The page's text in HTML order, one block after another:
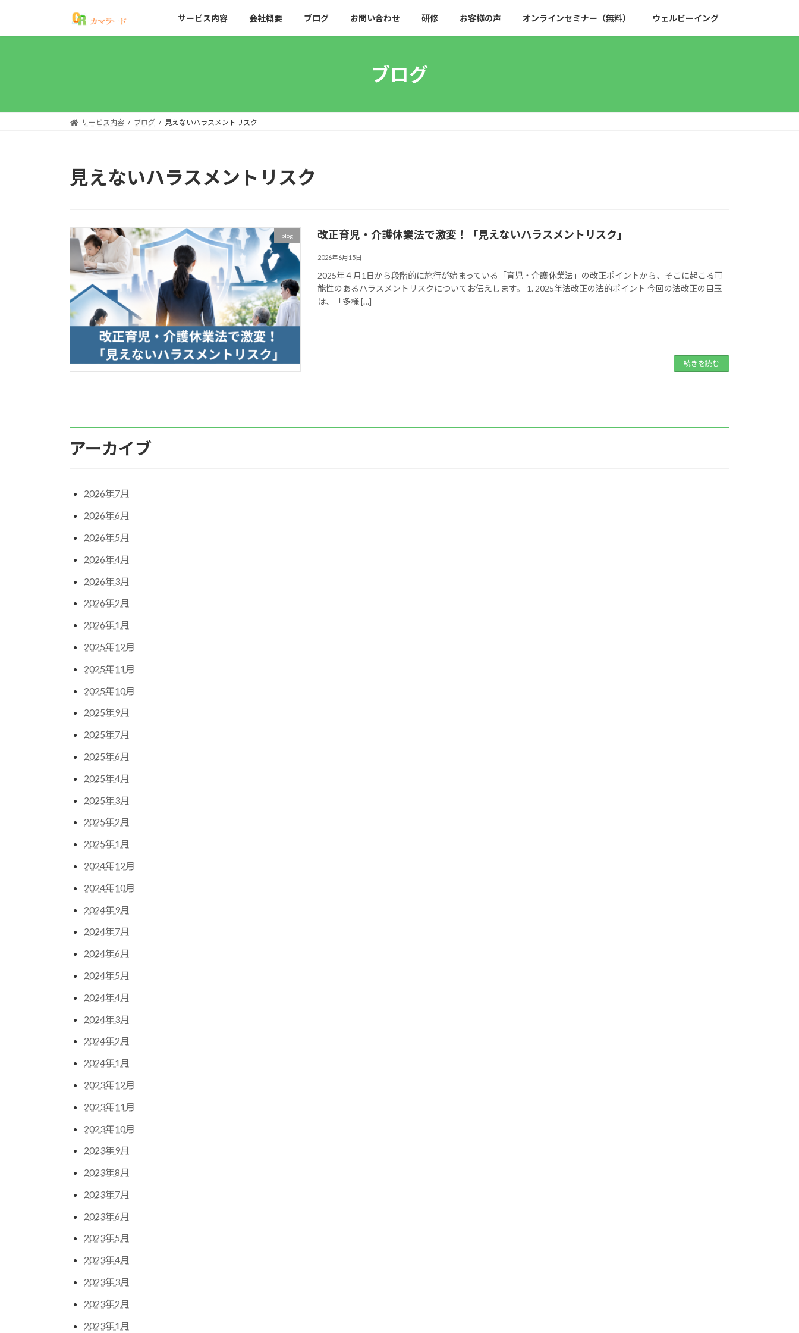
テ
ゲ
サービス内容 会社概要 ブログ お問い合わせ 研修 お客様の声 オンラインセミナー（無料） ウェルビーイング
ブログ
サービス内容 ブログ 見えないハラスメントリスク
見えないハラスメントリスク
blog 改正育児・介護休業法で激変！「見えないハラスメントリスク」
2026年6月15日
2025年４月1日から段階的に施行が始まっている「育児・介護休業法」の改正ポイントから、そこに起こる可
能性のあるハラスメントリスクについてお伝えします。 1. 2025年法改正の法的ポイント 今回の法改正の目玉
は、「多様 […]
続きを読む
アーカイブ
2026年7月
2026年6月
2026年5月
2026年4月
2026年3月
2026年2月
2026年1月
2025年12月
2025年11月
2025年10月
2025年9月
2025年7月
2025年6月
2025年4月
2025年3月
2025年2月
2025年1月
2024年12月
2024年10月
2024年9月
2024年7月
2024年6月
2024年5月
2024年4月
2024年3月
2024年2月
2024年1月
2023年12月
2023年11月
2023年10月
2023年9月
2023年8月
2023年7月
2023年6月
2023年5月
2023年4月
2023年3月
2023年2月
2023年1月